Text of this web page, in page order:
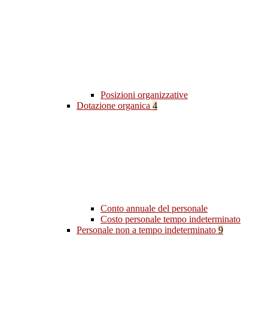
Posizioni organizzative
Dotazione organica 4
Conto annuale del personale
Costo personale tempo indeterminato
Personale non a tempo indeterminato 9